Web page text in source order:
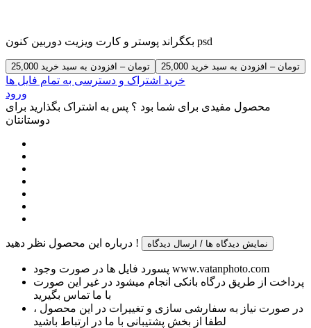
بکگراند پوستر و کارت ویزیت دوربین کنون psd
25,000 تومان – افزودن به سبد خرید
خرید اشتراک و دسترسی به تمام فایل ها
ورود
محصول مفیدی برای شما بود ؟ پس به اشتراک بگذارید برای
دوستانتان
درباره این محصول نظر دهید ! نمایش دیدگاه ها / ارسال دیدگاه
پسورد فایل ها در صورت وجود www.vatanphoto.com
پرداخت از طریق درگاه بانکی انجام میشود در غیر این صورت
با ما تماس بگیرید
در صورت نیاز به سفارشی سازی و تغییرات در این محصول ،
لطفا از بخش پشتیبانی با ما در ارتباط باشید